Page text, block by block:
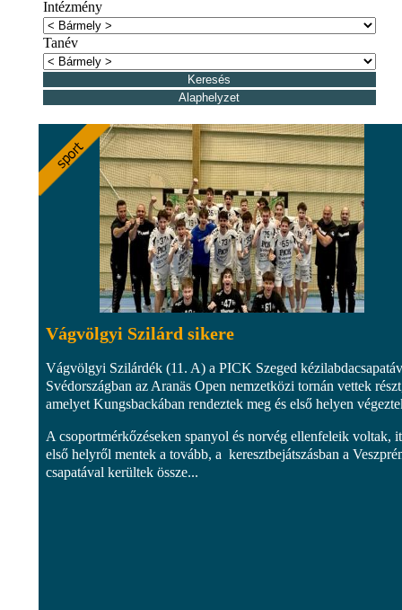
Intézmény
Tanév
Vágvölgyi Szilárd sikere
Vágvölgyi Szilárdék (11. A) a PICK Szeged
Svédországban az Aranäs Open nemzetközi tornán vettek
amelyet Kungsbackában rendeztek meg és első helyen
A csoportmérkőzéseken spanyol és norvég ellenfeleik voltak,
első helyről mentek a tovább, a keresztbejátszásban a
csapatával kerültek össze...